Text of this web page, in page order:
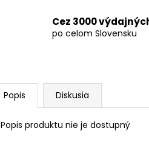
Cez 3000
po celom Slovensku
Popis Diskusia
Popis produktu nie je dostupný